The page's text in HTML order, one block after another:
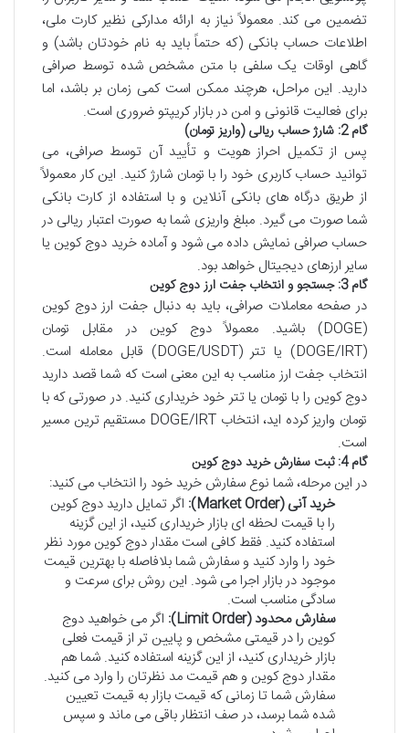
تضمین می کند. معمولاً نیاز به ارائه مدارکی نظیر کارت ملی،
اطلاعات حساب بانکی (که حتماً باید به نام خودتان باشد) و
گاهی اوقات یک سلفی با متن مشخص شده توسط صرافی
دارید. این مراحل، هرچند ممکن است کمی زمان بر باشد، اما
برای فعالیت قانونی و امن در بازار کریپتو ضروری است.
گام 2: شارژ حساب ریالی (واریز تومان)
پس از تکمیل احراز هویت و تأیید آن توسط صرافی، می
توانید حساب کاربری خود را با تومان شارژ کنید. این کار معمولاً
از طریق درگاه های بانکی آنلاین و با استفاده از کارت بانکی
شما صورت می گیرد. مبلغ واریزی شما به صورت اعتبار ریالی در
حساب صرافی نمایش داده می شود و آماده خرید دوج کوین یا
سایر ارزهای دیجیتال خواهد بود.
گام 3: جستجو و انتخاب جفت ارز دوج کوین
در صفحه معاملات صرافی، باید به دنبال جفت ارز دوج کوین
(DOGE) باشید. معمولاً دوج کوین در مقابل تومان
(DOGE/IRT) یا تتر (DOGE/USDT) قابل معامله است.
انتخاب جفت ارز مناسب به این معنی است که شما قصد دارید
دوج کوین را با تومان یا تتر خود خریداری کنید. در صورتی که با
تومان واریز کرده اید، انتخاب DOGE/IRT مستقیم ترین مسیر
است.
گام 4: ثبت سفارش خرید دوج کوین
در این مرحله، شما نوع سفارش خرید خود را انتخاب می کنید:
خرید آنی (Market Order):
اگر تمایل دارید دوج کوین
را با قیمت لحظه ای بازار خریداری کنید، از این گزینه
استفاده کنید. فقط کافی است مقدار دوج کوین مورد نظر
خود را وارد کنید و سفارش شما بلافاصله با بهترین قیمت
موجود در بازار اجرا می شود. این روش برای سرعت و
سادگی مناسب است.
سفارش محدود (Limit Order):
اگر می خواهید دوج
کوین را در قیمتی مشخص و پایین تر از قیمت فعلی
بازار خریداری کنید، از این گزینه استفاده کنید. شما هم
مقدار دوج کوین و هم قیمت مد نظرتان را وارد می کنید.
سفارش شما تا زمانی که قیمت بازار به قیمت تعیین
شده شما برسد، در صف انتظار باقی می ماند و سپس